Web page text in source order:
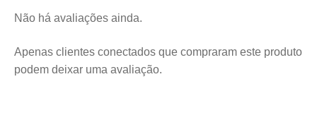
Não há avaliações ainda.
Apenas clientes conectados que compraram este produto
podem deixar uma avaliação.